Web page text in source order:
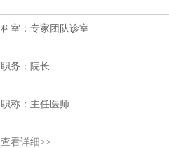
科室：专家团队诊室
职务：院长
职称：主任医师
查看详细>>